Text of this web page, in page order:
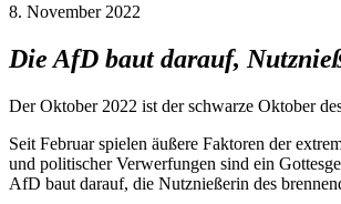
8. November 2022
Die AfD baut darauf,
Der Oktober 2022 ist der schwarze Oktober
Seit Februar spielen äußere Faktoren der
und politischer Verwerfungen sind ein
AfD baut darauf, die Nutznießerin des